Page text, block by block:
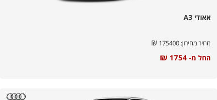
אאודי A3
מחיר מחירון: ₪
החל מ- ₪